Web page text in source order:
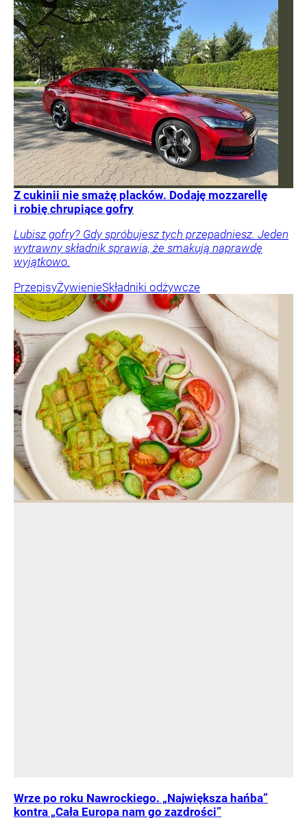
Z cukinii nie smażę placków. Dodaję mozzarellę
i robię chrupiące gofry
Lubisz gofry? Gdy spróbujesz tych przepadniesz. Jeden
wytrawny składnik sprawia, że smakują naprawdę
wyjątkowo.
PrzepisyŻywienieSkładniki odżywcze
Wrze po roku Nawrockiego. „Największa hańba”
kontra „Cała Europa nam go zazdrości”